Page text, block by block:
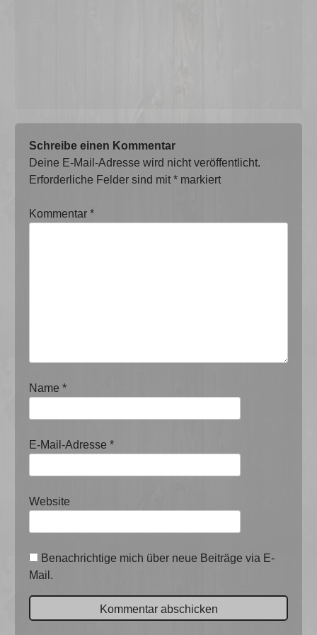
Schreibe einen Kommentar
Deine E-Mail-Adresse wird nicht veröffentlicht.
Erforderliche Felder sind mit* markiert
Kommentar*
Name*
E-Mail-Adresse*
Website
Benachrichtige mich über neue Beiträge via E-
Mail.